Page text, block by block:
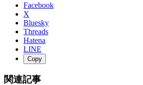
Facebook
X
Bluesky
Threads
Hatena
LINE
Copy
関連記事